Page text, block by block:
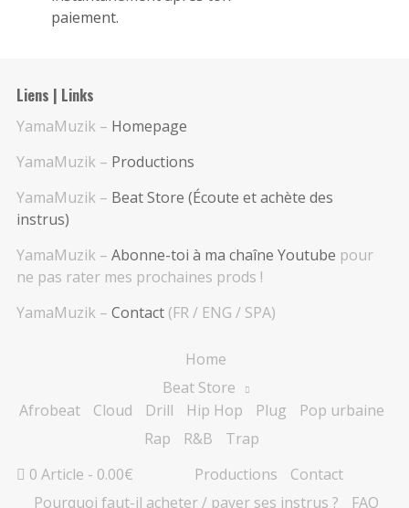
paiement.
Liens | Links
YamaMuzik – Homepage
YamaMuzik – Productions
YamaMuzik – Beat Store (Écoute et achète des
instrus)
YamaMuzik – Abonne-toi à ma chaîne Youtube pour
ne pas rater mes prochaines prods !
YamaMuzik – Contact(FR / ENG / SPA)
Home
Beat Store
Afrobeat
Cloud Drill Hip Hop Plug
Pop urbaine
Rap
R&B
Trap
0 Article
0.00€ Productions
Contact
Pourquoi faut-il acheter / payer ses instrus ?
FAQ